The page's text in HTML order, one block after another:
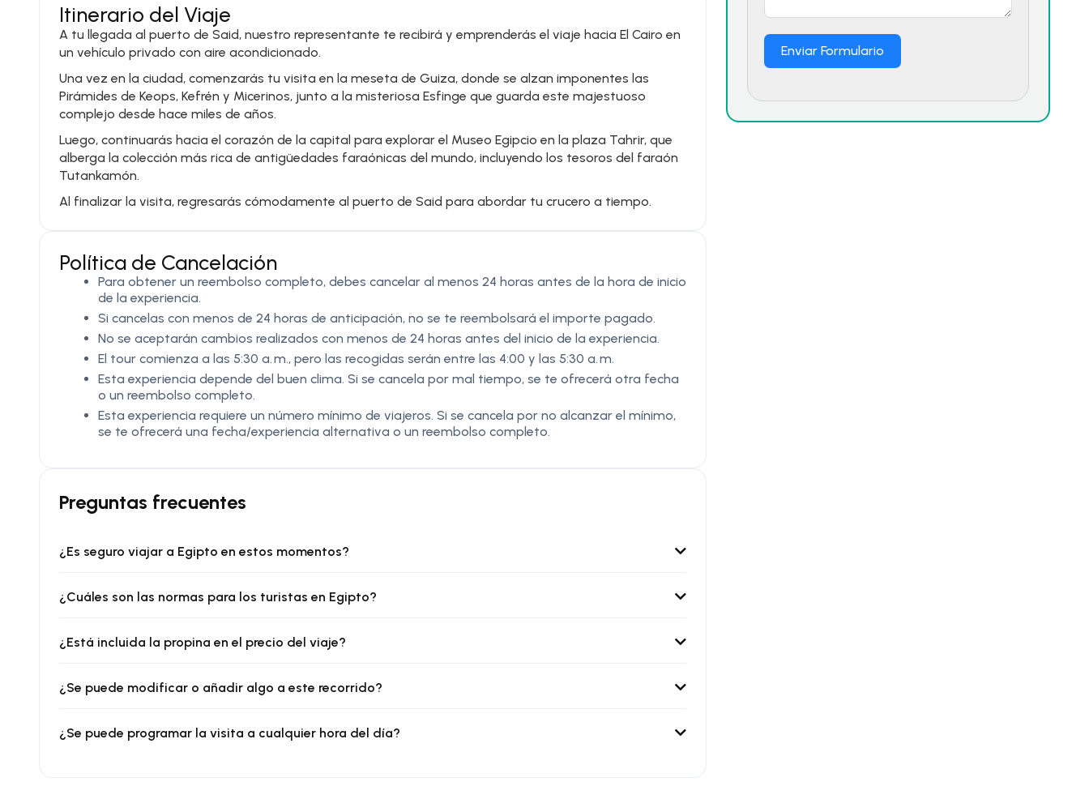
Itinerario del Viaje
A tu llegada al puerto de Said, nuestro representante te recibirá y emprenderás el viaje hacia El Cairo en
un vehículo privado con aire acondicionado.
Una vez en la ciudad, comenzarás tu visita en la meseta de Guiza, donde se alzan imponentes las
Pirámides de Keops, Kefrén y Micerinos, junto a la misteriosa Esfinge que guarda este majestuoso
complejo desde hace miles de años.
Luego, continuarás hacia el corazón de la capital para explorar el Museo Egipcio en la plaza Tahrir, que
alberga la colección más rica de antigüedades faraónicas del mundo, incluyendo los tesoros del faraón
Tutankamón.
Al finalizar la visita, regresarás cómodamente al puerto de Said para abordar tu crucero a tiempo.
Política de Cancelación
Para obtener un reembolso completo, debes cancelar al menos 24 horas antes de la hora de inicio
de la experiencia.
Si cancelas con menos de 24 horas de anticipación, no se te reembolsará el importe pagado.
No se aceptarán cambios realizados con menos de 24 horas antes del inicio de la experiencia.
El tour comienza a las 5:30 a. m., pero las recogidas serán entre las 4:00 y las 5:30 a. m.
Esta experiencia depende del buen clima. Si se cancela por mal tiempo, se te ofrecerá otra fecha
o un reembolso completo.
Esta experiencia requiere un número mínimo de viajeros. Si se cancela por no alcanzar el mínimo,
se te ofrecerá una fecha/experiencia alternativa o un reembolso completo.
Preguntas frecuentes
¿Es seguro viajar a Egipto en estos momentos?
¿Cuáles son las normas para los turistas en Egipto?
¿Está incluida la propina en el precio del viaje?
¿Se puede modificar o añadir algo a este recorrido?
¿Se puede programar la visita a cualquier hora del día?
Enviar Formulario